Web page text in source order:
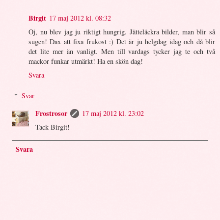
Birgit 17 maj 2012 kl. 08:32
Oj, nu blev jag ju riktigt hungrig. Jätteläckra bilder, man blir så
sugen! Dax att fixa frukost :) Det är ju helgdag idag och då blir
det lite mer än vanligt. Men till vardags tycker jag te och två
mackor funkar utmärkt! Ha en skön dag!
Svara
Svar
Frostrosor
17 maj 2012 kl. 23:02
Tack Birgit!
Svara